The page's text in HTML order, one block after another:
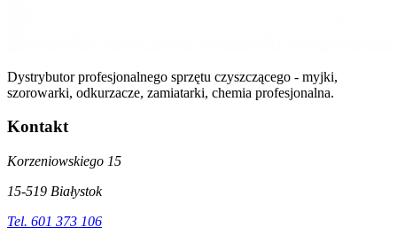
Dystrybutor profesjonalnego sprzętu czyszczącego - myjki,
szorowarki, odkurzacze, zamiatarki, chemia profesjonalna.
Kontakt
Korzeniowskiego 15
15-519 Białystok
Tel. 601 373 106